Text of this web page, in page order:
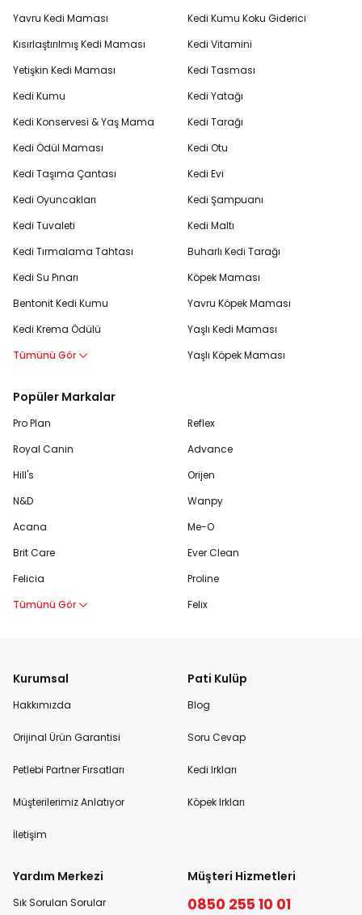
Yavru Kedi Maması
Kısırlaştırılmış Kedi Maması
Yetişkin Kedi Maması
Kedi Kumu
Kedi Konservesi & Yaş Mama
Kedi Ödül Maması
Kedi Taşıma Çantası
Kedi Oyuncakları
Kedi Tuvaleti
Kedi Tırmalama Tahtası
Kedi Su Pınarı
Bentonit Kedi Kumu
Kedi Krema Ödülü
Tümünü Gör
Kedi Kumu Koku Giderici
Kedi Vitamini
Kedi Tasması
Kedi Yatağı
Kedi Tarağı
Kedi Otu
Kedi Evi
Kedi Şampuanı
Kedi Maltı
Buharlı Kedi Tarağı
Köpek Maması
Yavru Köpek Maması
Yaşlı Kedi Maması
Yaşlı Köpek Maması
Popüler Markalar
Pro Plan
Royal Canin
Hill's
N&D
Acana
Brit Care
Felicia
Tümünü Gör
Reflex
Advance
Orijen
Wanpy
Me-O
Ever Clean
Proline
Felix
Kurumsal
Hakkımızda
Orijinal Ürün Garantisi
Petlebi Partner Fırsatları
Müşterilerimiz Anlatıyor
İletişim
Pati Kulüp
Blog
Soru Cevap
Kedi Irkları
Köpek Irkları
Yardım Merkezi
Sık Sorulan Sorular
Müşteri Hizmetleri
0850 255 10 01